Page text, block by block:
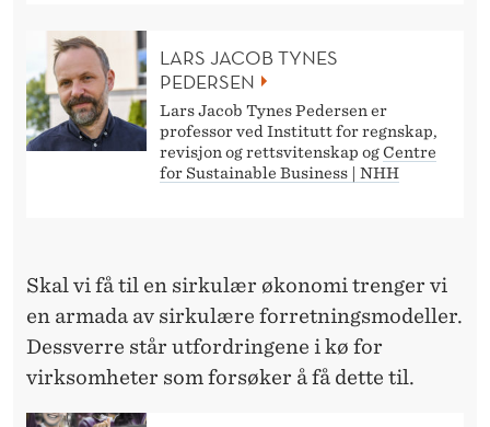
LARS JACOB TYNES
PEDERSEN
Lars Jacob Tynes Pedersen er
professor ved Institutt for regnskap,
revisjon og rettsvitenskap og Centre
for Sustainable Business | NHH
Skal vi få til en sirkulær økonomi trenger vi
en armada av sirkulære forretningsmodeller.
Dessverre står utfordringene i kø for
virksomheter som forsøker å få dette til.